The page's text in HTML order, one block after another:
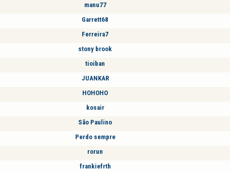
manu77
Garrett68
Ferreira7
stony brook
tioiban
JUANKAR
HOHOHO
kosair
São Paulino
Perdo sempre
rorun
frankiefrth